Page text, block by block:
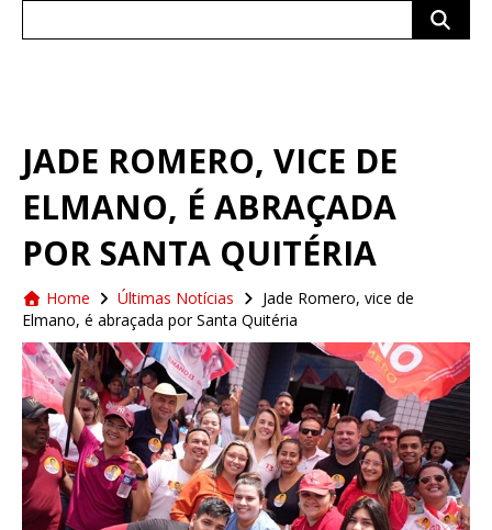
JADE ROMERO, VICE DE
ELMANO, É ABRAÇADA
POR SANTA QUITÉRIA
Home Últimas Notícias
Jade Romero, vice de
Elmano, é abraçada por Santa Quitéria